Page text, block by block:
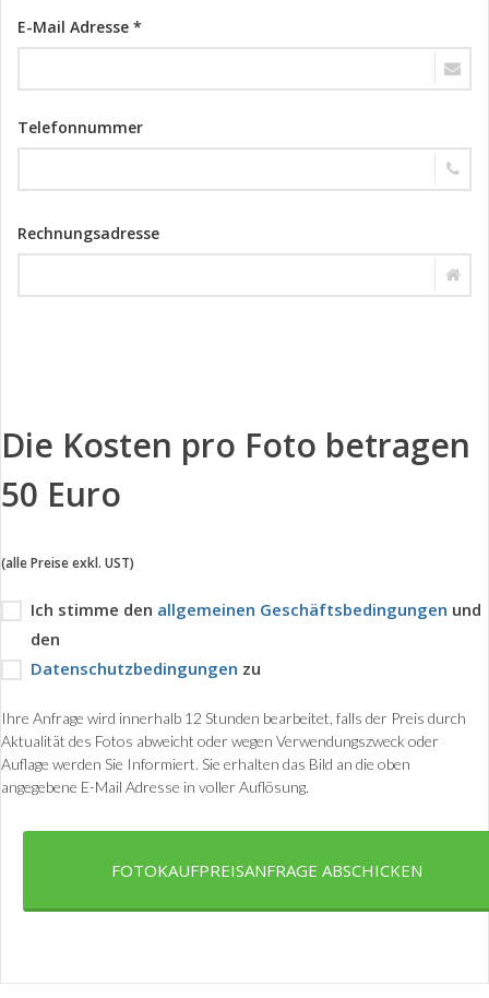
E-Mail Adresse *
Telefonnummer
Rechnungsadresse
Die Kosten pro Foto betragen
50 Euro
(alle Preise exkl. UST)
Ich stimme den allgemeinen Geschäftsbedingungen und
den
Datenschutzbedingungen zu
Ihre Anfrage wird innerhalb 12 Stunden bearbeitet, falls der Preis durch
Aktualität des Fotos abweicht oder wegen Verwendungszweck oder
Auflage werden Sie Informiert. Sie erhalten das Bild an die oben
angegebene E-Mail Adresse in voller Auflösung.
FOTOKAUFPREISANFRAGE ABSCHICKEN